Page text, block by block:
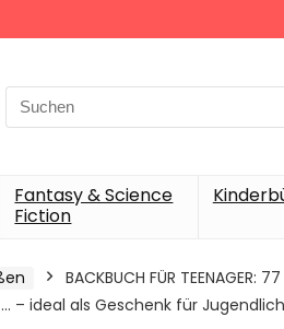
Search
for:
Fantasy & Science
Fiction
BACKBUCH FÜR
ideal als Geschenk für